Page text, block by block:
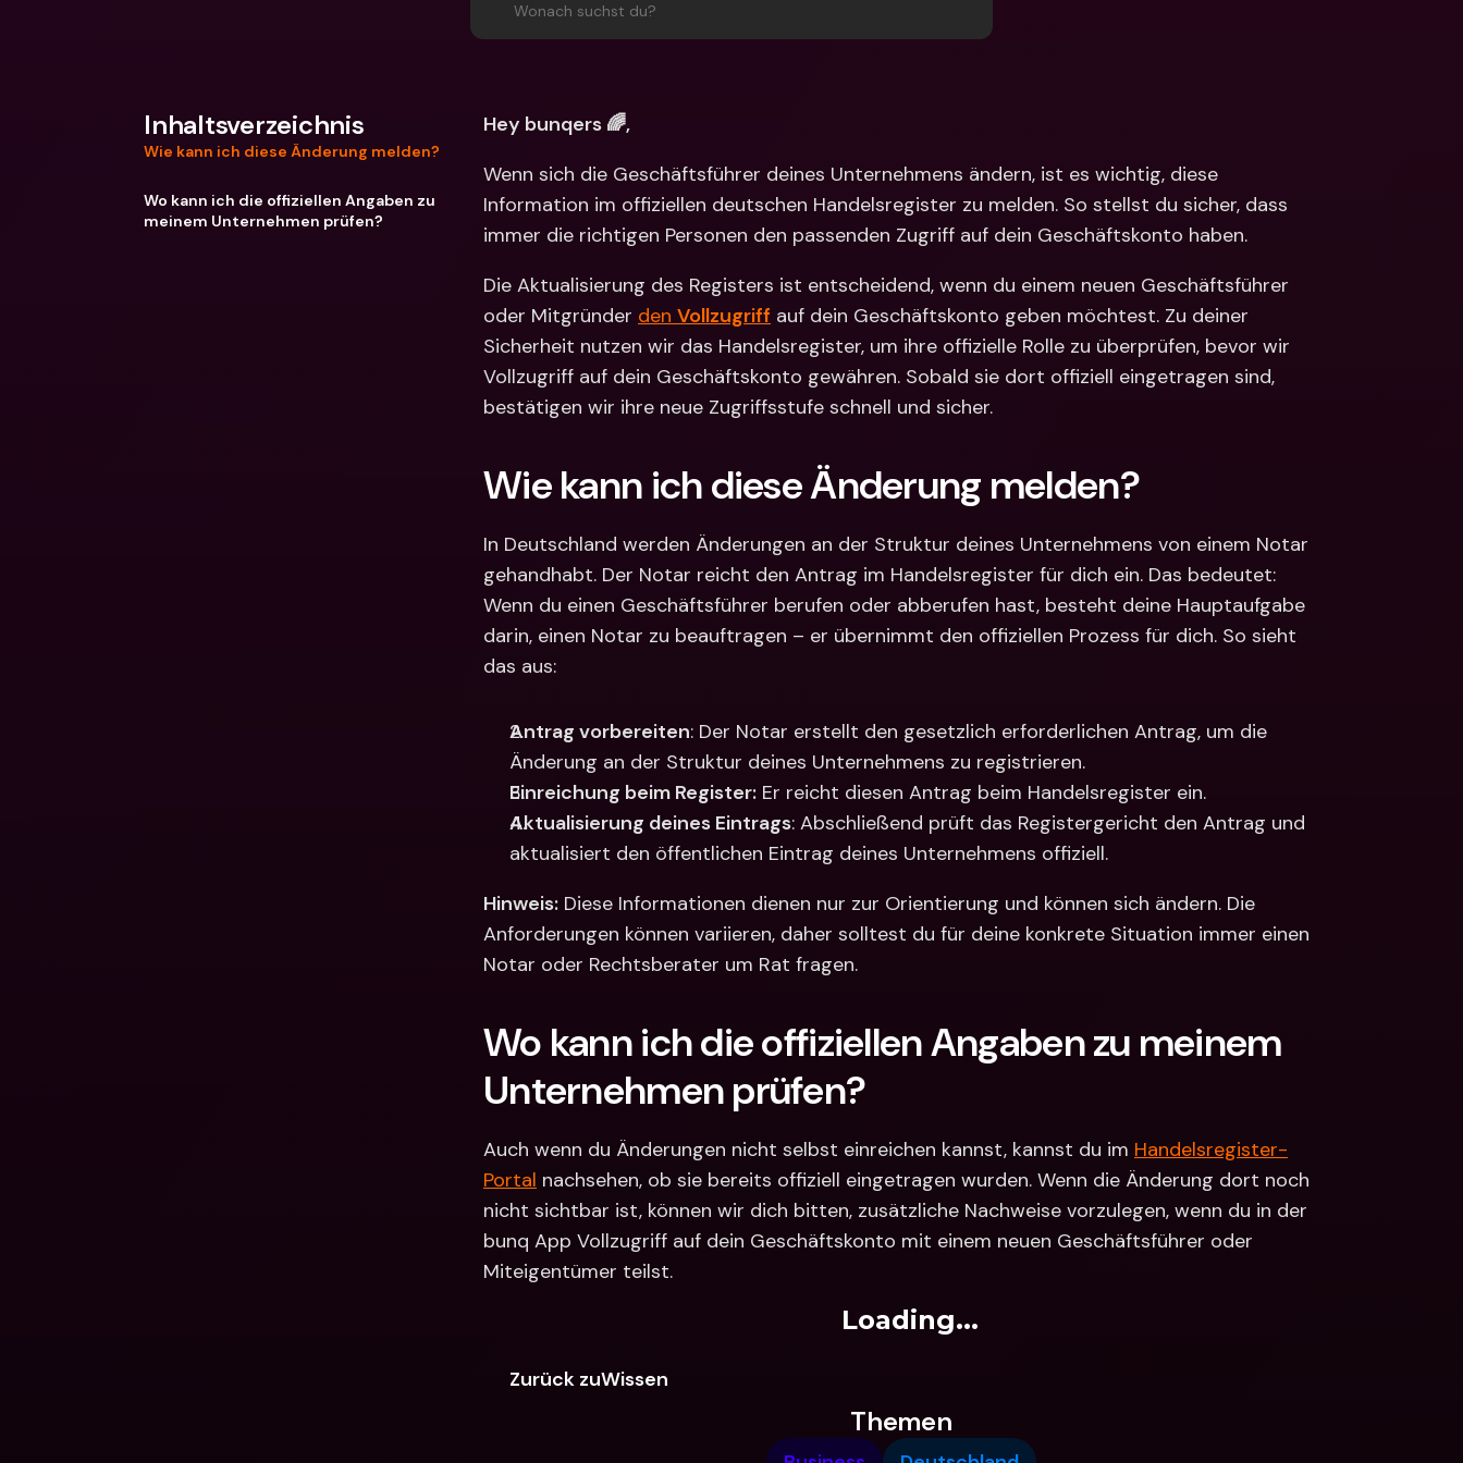
Fremdwährungen
Wonach suchst du?
Inhaltsverzeichnis
Wie kann ich diese Änderung melden?
Wo kann ich die offiziellen Angaben zu
meinem Unternehmen prüfen?
Hey bunqers 🌈,
Wenn sich die Geschäftsführer deines Unternehmens ändern, ist es wichtig, diese
Information im offiziellen deutschen Handelsregister zu melden. So stellst du sicher, dass
immer die richtigen Personen den passenden Zugriff auf dein Geschäftskonto haben.
Die Aktualisierung des Registers ist entscheidend, wenn du einem neuen Geschäftsführer
oder Mitgründer den Vollzugriff auf dein Geschäftskonto geben möchtest. Zu deiner
Sicherheit nutzen wir das Handelsregister, um ihre offizielle Rolle zu überprüfen, bevor wir
Vollzugriff auf dein Geschäftskonto gewähren. Sobald sie dort offiziell eingetragen sind,
bestätigen wir ihre neue Zugriffsstufe schnell und sicher.
Wie kann ich diese Änderung melden?
In Deutschland werden Änderungen an der Struktur deines Unternehmens von einem Notar
gehandhabt. Der Notar reicht den Antrag im Handelsregister für dich ein. Das bedeutet:
Wenn du einen Geschäftsführer berufen oder abberufen hast, besteht deine Hauptaufgabe
darin, einen Notar zu beauftragen – er übernimmt den offiziellen Prozess für dich. So sieht
das aus:
Antrag vorbereiten: Der Notar erstellt den gesetzlich erforderlichen Antrag, um die
Änderung an der Struktur deines Unternehmens zu registrieren.
Einreichung beim Register: Er reicht diesen Antrag beim Handelsregister ein.
Aktualisierung deines Eintrags: Abschließend prüft das Registergericht den Antrag und
aktualisiert den öffentlichen Eintrag deines Unternehmens offiziell.
Hinweis: Diese Informationen dienen nur zur Orientierung und können sich ändern. Die
Anforderungen können variieren, daher solltest du für deine konkrete Situation immer einen
Notar oder Rechtsberater um Rat fragen.
Wo kann ich die offiziellen Angaben zu meinem
Unternehmen prüfen?
Auch wenn du Änderungen nicht selbst einreichen kannst, kannst du im Handelsregister-
Portal nachsehen, ob sie bereits offiziell eingetragen wurden. Wenn die Änderung dort noch
nicht sichtbar ist, können wir dich bitten, zusätzliche Nachweise vorzulegen, wenn du in der
bunq App Vollzugriff auf dein Geschäftskonto mit einem neuen Geschäftsführer oder
Miteigentümer teilst.
Loading...
Zurück zuWissen
Themen